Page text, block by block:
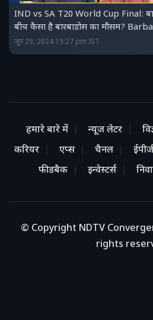
IND vs SA T20 World Cup Final:
बीच कैसा है बारबाडोस का मौसम?
जून 29, 2024 19:27 pm IST
हमारे बारे में न्यूज लेटर
करियर
एप्स चैनल
फीडबैक
इन्वेस्टर्स
© Copyright NDTV
rights